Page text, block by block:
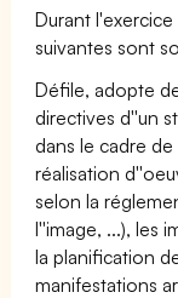
Durant
suivantes sont
Défile, adopte
directives d''un
dans le cadre
réalisation
selon la
l''image, ...), les
la planification
manifestations